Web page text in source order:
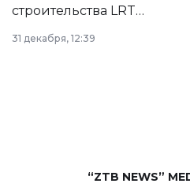
строительства LRT
в Астане из
республиканского
31 декабря, 12:39
“ZTB NEWS”